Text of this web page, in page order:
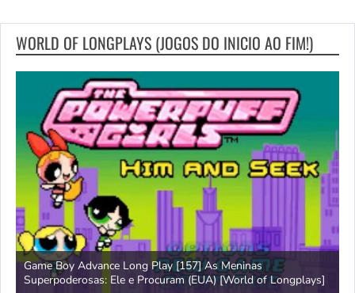
WORLD OF LONGPLAYS (JOGOS DO INICIO AO FIM!)
Game Boy Advance Long Play [157] As Meninas
Superpoderosas: Ele e Procuram (EUA) [World of Longplays]